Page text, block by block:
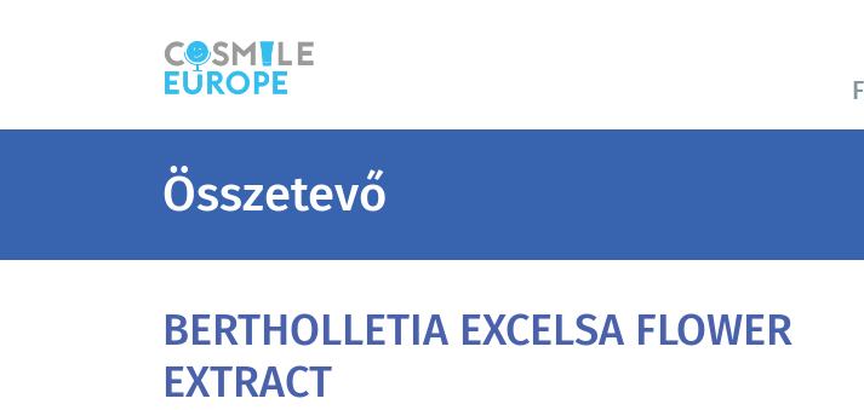
Összetevő
BERTHOLLETIA EXCELSA FLOWER
EXTRACT